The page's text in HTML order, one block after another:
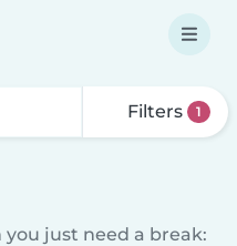
Filters 1
just need a break: